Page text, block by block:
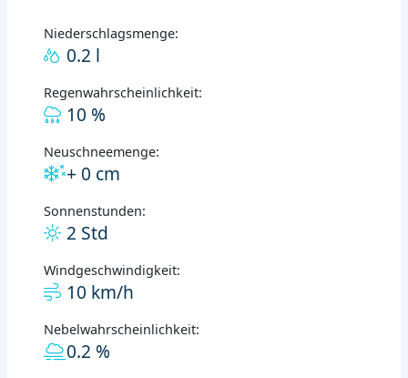
Niederschlagsmenge:
0.2 l
Regenwahrscheinlichkeit:
10 %
Neuschneemenge:
+ 0 cm
Sonnenstunden:
2 Std
Windgeschwindigkeit:
10 km/h
Nebelwahrscheinlichkeit:
0.2 %